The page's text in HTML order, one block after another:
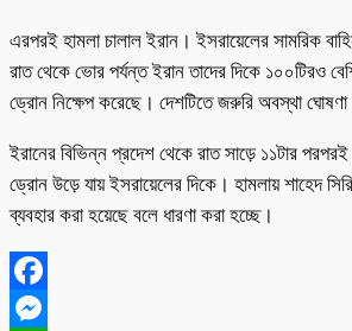
এরপরই হামলা চালাল ইরান। ইসরায়েলের সামরিক
রাত থেকে ভোর পর্যন্ত ইরান তাদের দিকে ১০০টিরও
ড্রোন নিক্ষেপ করেছে। দেশটিতে জরুরি অবস্থা ঘোষণা
ইরানের বিভিন্ন প্রদেশ থেকে রাত সাড়ে ১১টার পরপরই
ড্রোন উড়ে যায় ইসরায়েলের দিকে। হামলায় শাহেদ
ব্যবহার করা হয়েছে বলে ধারণা করা হচ্ছে।
Facebook